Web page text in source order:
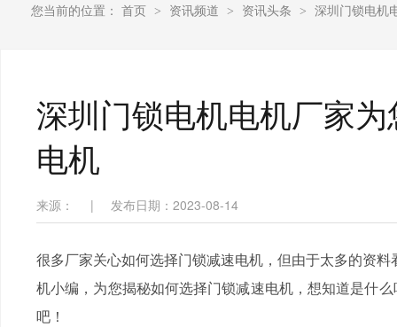
您当前的位置： 首页 > 资讯频道 > 资讯头条 > 深圳门锁电机
深圳门锁电机电机厂家
电机
来源： | 发布日期：2023-08-14
很多厂家关心如何选择门锁减速电机，但由于太多的资
机小编，为您揭秘如何选择门锁减速电机，想知道是什
吧！